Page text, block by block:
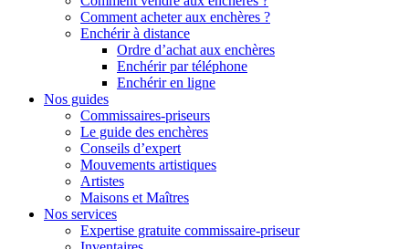
Comment acheter aux enchères ?
Enchérir à distance
Ordre d’achat aux enchères
Enchérir par téléphone
Enchérir en ligne
Nos guides
Commissaires-priseurs
Le guide des enchères
Conseils d’expert
Mouvements artistiques
Artistes
Maisons et Maîtres
Nos services
Expertise gratuite commissaire-priseur